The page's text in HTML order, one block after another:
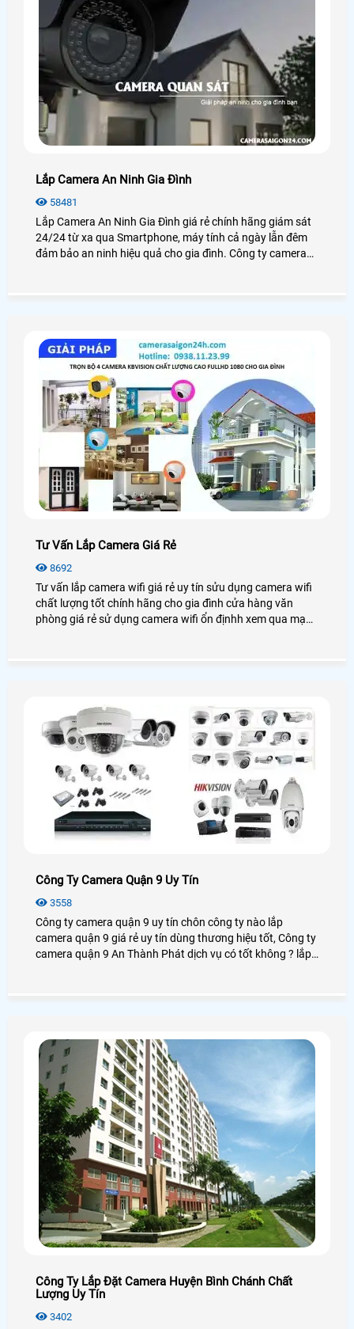
Lắp Camera An Ninh Gia Đình
58481
Lắp Camera An Ninh Gia Đình giá rẻ chính hãng giám sát
24/24 từ xa qua Smartphone, máy tính cả ngày lẫn đêm
đảm bảo an ninh hiệu quả cho gia đình. Công ty camera
Tư Vấn Lắp Camera Giá Rẻ
8692
Tư vấn lắp camera wifi giá rẻ uy tín sửu dụng camera wifi
chất lượng tốt chính hãng cho gia đình cửa hàng văn
phòng giá rẻ sử dụng camera wifi ổn địnhh xem qua mạng
Công Ty Camera Quận 9 Uy Tín
3558
Công ty camera quận 9 uy tín chôn công ty nào lắp
camera quận 9 giá rẻ uy tín dùng thương hiệu tốt, Công ty
camera quận 9 An Thành Phát dịch vụ có tốt không ? lắp
Công Ty Lắp Đặt Camera Huyện Bình Chánh Chất
Lượng Uy Tín
3402